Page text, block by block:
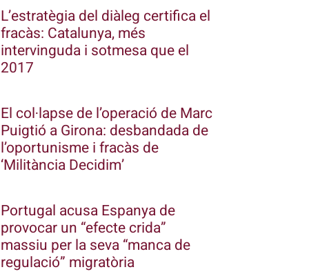
L’estratègia del diàleg certifica el
fracàs: Catalunya, més
intervinguda i sotmesa que el
2017
El col·lapse de l’operació de Marc
Puigtió a Girona: desbandada de
l’oportunisme i fracàs de
‘Militància Decidim’
Portugal acusa Espanya de
provocar un “efecte crida”
massiu per la seva “manca de
regulació” migratòria